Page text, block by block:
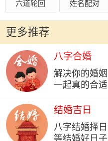
六道轮回 姓名配对
更多推荐
八字合婚
解决你的婚
一起真的合适
结婚吉日
八字结婚择
等结婚好日子